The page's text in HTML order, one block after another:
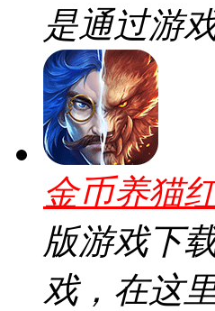
是通过游
金币养猫
版游戏下
戏，在这